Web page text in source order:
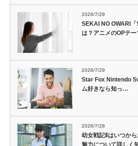
2026/7/29
SEKAI NO OWARI
は？アニメのOPテ
2026/7/29
Star Fox Nintendo
ム好きなら知っ…
2026/7/28
幼女戦記Ⅱはいつか